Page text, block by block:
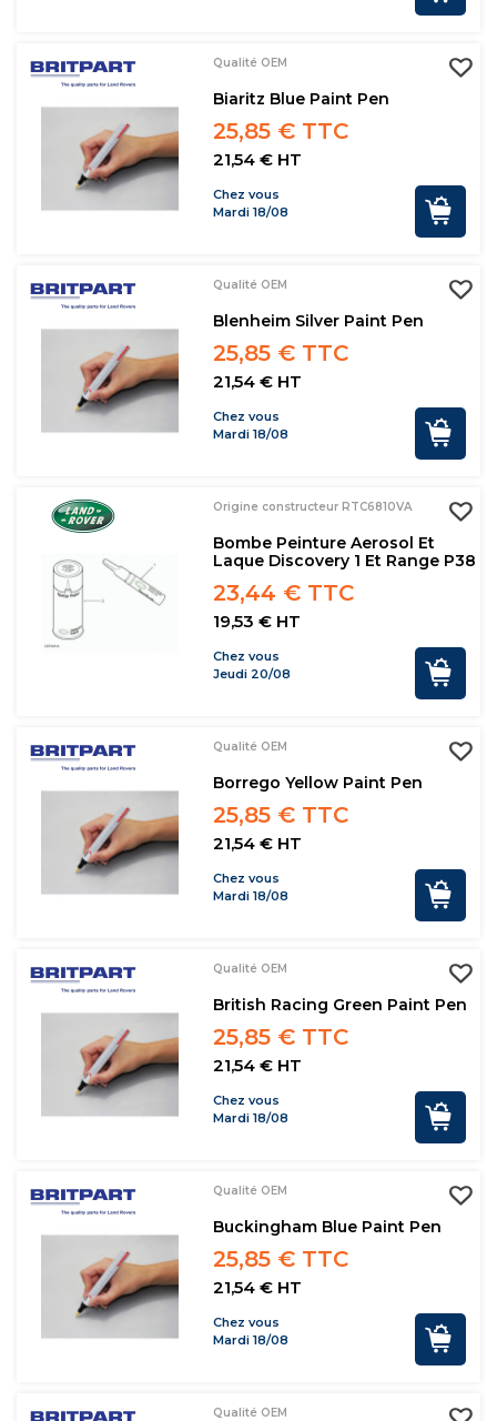
Qualité OEM
Biaritz Blue Paint Pen
25,85 € TTC
21,54 € HT
Chez vous
Mardi 18/08
Qualité OEM
Blenheim Silver Paint Pen
25,85 € TTC
21,54 € HT
Chez vous
Mardi 18/08
Origine constructeur RTC6810VA
Bombe Peinture Aerosol Et
Laque Discovery 1 Et Range P38
23,44 € TTC
19,53 € HT
Chez vous
Jeudi 20/08
Qualité OEM
Borrego Yellow Paint Pen
25,85 € TTC
21,54 € HT
Chez vous
Mardi 18/08
Qualité OEM
British Racing Green Paint Pen
25,85 € TTC
21,54 € HT
Chez vous
Mardi 18/08
Qualité OEM
Buckingham Blue Paint Pen
25,85 € TTC
21,54 € HT
Chez vous
Mardi 18/08
Qualité OEM